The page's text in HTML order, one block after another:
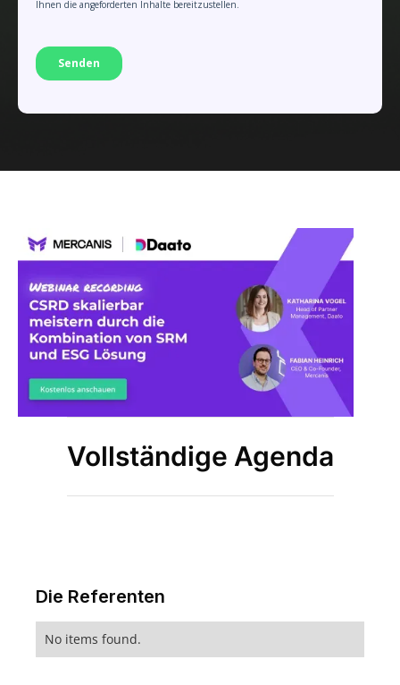
Vollständige Agenda
Die Referenten
No items found.